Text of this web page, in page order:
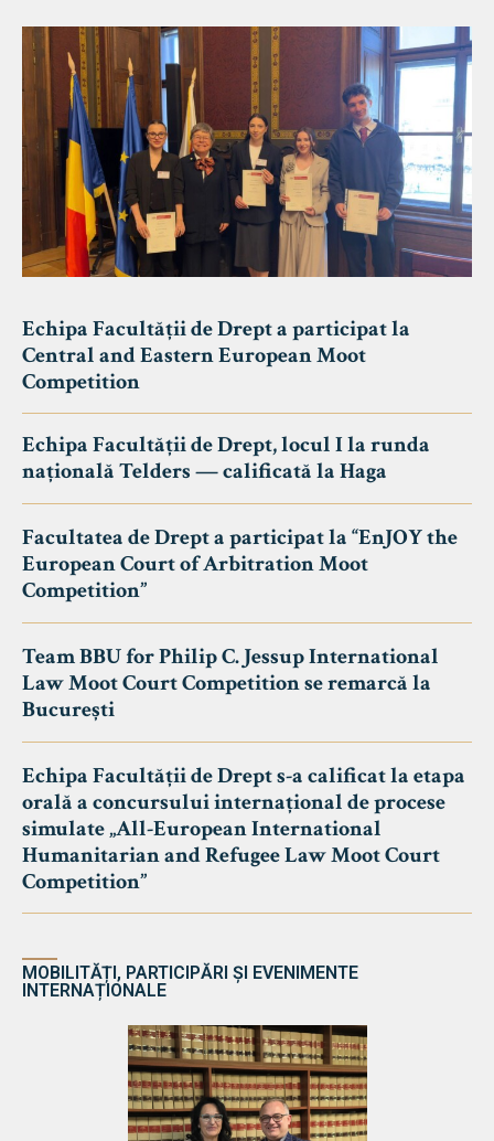
Echipa Facultății de Drept a participat la
Central and Eastern European Moot
Competition
Echipa Facultății de Drept, locul I la runda
națională Telders — calificată la Haga
Facultatea de Drept a participat la “EnJOY the
European Court of Arbitration Moot
Competition”
Team BBU for Philip C. Jessup International
Law Moot Court Competition se remarcă la
București
Echipa Facultății de Drept s-a calificat la etapa
orală a concursului internațional de procese
simulate „All-European International
Humanitarian and Refugee Law Moot Court
Competition”
MOBILITĂȚI, PARTICIPĂRI ȘI EVENIMENTE
INTERNAȚIONALE